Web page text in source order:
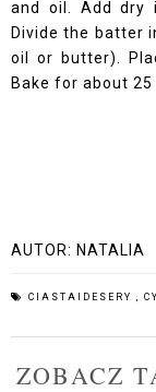
and oil. Add dry
Divide the batter
oil or butter).
Bake for about
AUTOR: NATALIA
CIASTAIDESERY
ZOBACZ